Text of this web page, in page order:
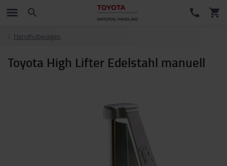
Handhubwagen
Toyota High Lifter Edelstahl manuell